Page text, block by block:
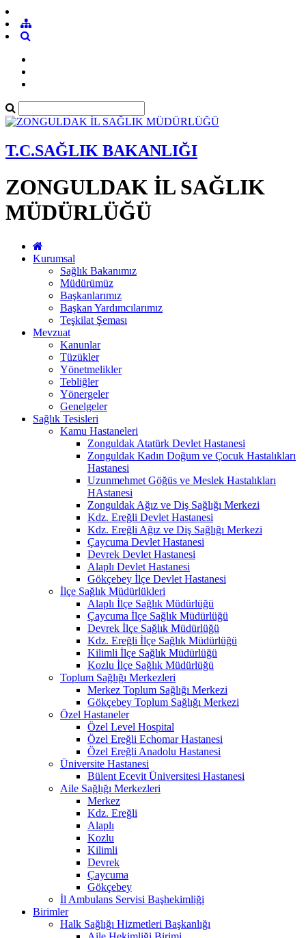
T.C.SAĞLIK BAKANLIĞI
ZONGULDAK İL SAĞLIK
MÜDÜRLÜĞÜ
Kurumsal
Sağlık Bakanımız
Müdürümüz
Başkanlarımız
Başkan Yardımcılarımız
Teşkilat Şeması
Mevzuat
Kanunlar
Tüzükler
Yönetmelikler
Tebliğler
Yönergeler
Genelgeler
Sağlık Tesisleri
Kamu Hastaneleri
Zonguldak Atatürk Devlet Hastanesi
Zonguldak Kadın Doğum ve Çocuk Hastalıkları
Hastanesi
Uzunmehmet Göğüs ve Meslek Hastalıkları
HAstanesi
Zonguldak Ağız ve Diş Sağlığı Merkezi
Kdz. Ereğli Devlet Hastanesi
Kdz. Ereğli Ağız ve Diş Sağlığı Merkezi
Çaycuma Devlet Hastanesi
Devrek Devlet Hastanesi
Alaplı Devlet Hastanesi
Gökçebey İlçe Devlet Hastanesi
İlçe Sağlık Müdürlükleri
Alaplı İlçe Sağlık Müdürlüğü
Çaycuma İlçe Sağlık Müdürlüğü
Devrek İlçe Sağlık Müdürlüğü
Kdz. Ereğli İlçe Sağlık Müdürlüğü
Kilimli İlçe Sağlık Müdürlüğü
Kozlu İlçe Sağlık Müdürlüğü
Toplum Sağlığı Merkezleri
Merkez Toplum Sağlığı Merkezi
Gökçebey Toplum Sağlığı Merkezi
Özel Hastaneler
Özel Level Hospital
Özel Ereğli Echomar Hastanesi
Özel Ereğli Anadolu Hastanesi
Üniversite Hastanesi
Bülent Ecevit Üniversitesi Hastanesi
Aile Sağlığı Merkezleri
Merkez
Kdz. Ereğli
Alaplı
Kozlu
Kilimli
Devrek
Çaycuma
Gökçebey
İl Ambulans Servisi Başhekimliği
Birimler
Halk Sağlığı Hizmetleri Başkanlığı